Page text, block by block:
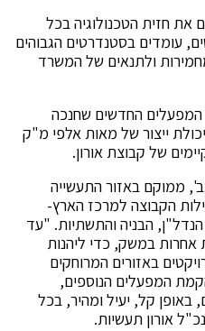
את חזית הטכנולוגיה בכל
עומדים בסטנדרטים הגבוהים
ולתנאים של המשרד
המפעלים החדשים שחנכה
ייצור של מאות אלפי מ"ק
של קבוצת אורון.
ממוקם באזור התעשייה
הקבוצה למרכז הארץ-
הבניה והתשתיות. "עד
אחרות במשק, כדי ליהנות
באזורים המרוחקים
המפעלים הנוספים,
באופן קל, יעיל ומהיר, בכל
אורון תעשיות.